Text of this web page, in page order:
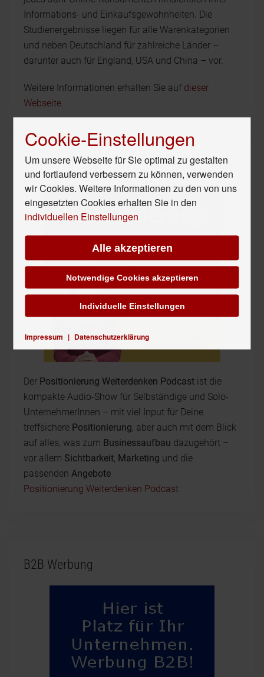
Informations- und Einkaufsgewohnheiten. Die
Studienergebnisse liegen für alle Warenkategorien
und neben Deutschland für zahlreiche Länder –
darunter auch für England, USA und China – vor.
Weitere Informationen erhalten Sie auf dieser
Webseite
Unser Hör-Tipp
Der Positionierung Weiterdenken Podcast ist die
kompakte Audio-Show für Selbständige und Solo-
UnternehmerInnen – mit viel Input für Deine
treffsichere Positionierung , aber auch mit dem Blick
auf alles, was zum Businessaufbau dazugehört –
vor allem Sichtbarkeit Marketing und die
passenden Angebote
Positionierung Weiterdenken Podcast
B2B Werbung
Cookie-Einstellungen
Um unsere Webseite für Sie optimal zu gestalten
und fortlaufend verbessern zu können, verwenden
wir Cookies. Weitere Informationen zu den von uns
eingesetzten Cookies erhalten Sie in den
individuellen Einstellungen
Alle akzeptieren
Notwendige Cookies akzeptieren
Impressum | Datenschutzerklärung
Individuelle Einstellungen